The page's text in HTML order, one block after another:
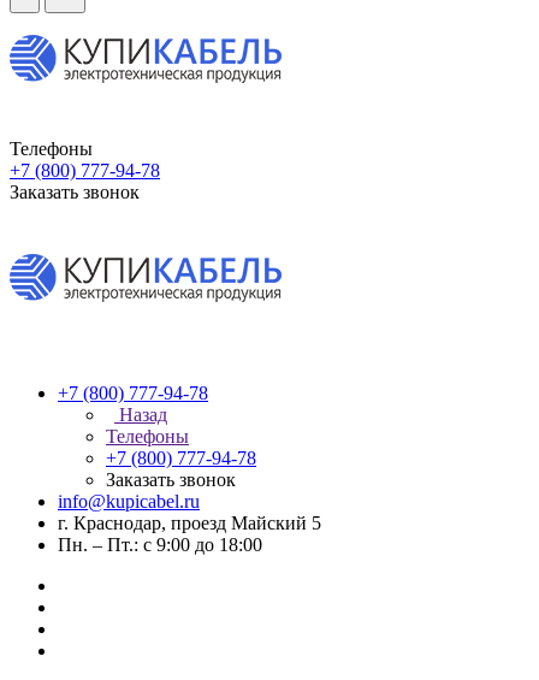
Телефоны
+7 (800) 777-94-78
Заказать звонок
+7 (800) 777-94-78
Назад
Телефоны
+7 (800) 777-94-78
Заказать звонок
info@kupicabel.ru
г. Краснодар, проезд Майский 5
Пн. – Пт.: с 9:00 до 18:00